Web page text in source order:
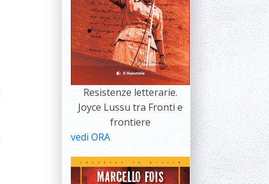
Resistenze letterarie.
Joyce Lussu tra Fronti e
frontiere
vedi ORA